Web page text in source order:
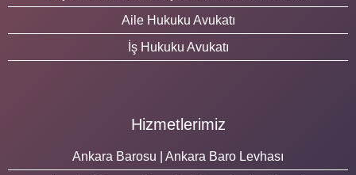
Aile Hukuku Avukatı
İş Hukuku Avukatı
Hizmetlerimiz
Ankara Barosu | Ankara Baro Levhası